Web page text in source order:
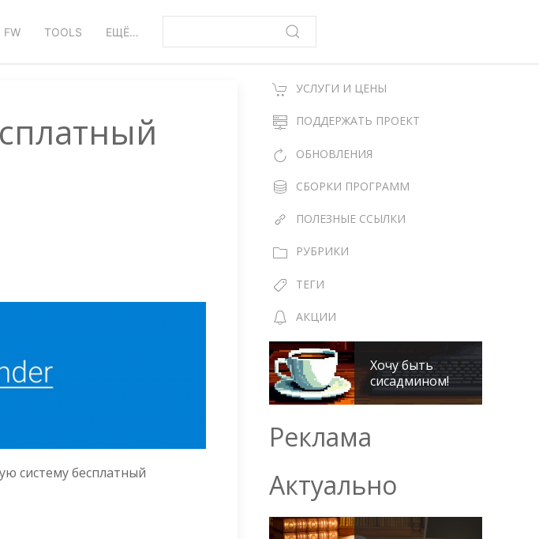
FW TOOLS ЕЩЁ…
систему бесплатный
УСЛУГИ И ЦЕНЫ
ПОДДЕРЖАТЬ ПРОЕКТ
ОБНОВЛЕНИЯ
СБОРКИ ПРОГРАММ
ПОЛЕЗНЫЕ ССЫЛКИ
РУБРИКИ
ТЕГИ
АКЦИИ
Хочу быть
сисадмином!
Реклама
Актуально